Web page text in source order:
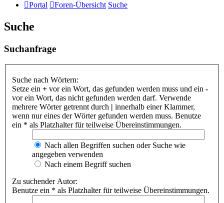
Portal Foren-Übersicht Suche
Suche
Suchanfrage
Suche nach Wörtern:
Setze ein + vor ein Wort, das gefunden werden muss und ein -
vor ein Wort, das nicht gefunden werden darf. Verwende
mehrere Wörter getrennt durch | innerhalb einer Klammer,
wenn nur eines der Wörter gefunden werden muss. Benutze
ein * als Platzhalter für teilweise Übereinstimmungen.
Nach allen Begriffen suchen oder Suche wie
angegeben verwenden
Nach einem Begriff suchen
Zu suchender Autor:
Benutze ein * als Platzhalter für teilweise Übereinstimmungen.